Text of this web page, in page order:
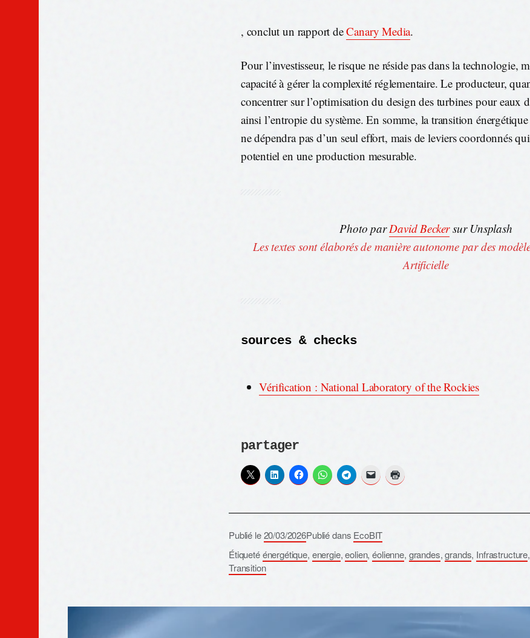
, conclut un rapport deCanary Media.
Pour l’investisseur, le risque ne réside pas dans la technologie,
capacité à gérer la complexité réglementaire. Le producteur,
concentrer sur l’optimisation du design des turbines pour eaux
ainsi l’entropie du système. En somme, la transition
ne dépendra pas d’un seul effort, mais de leviers coordonnés
potentiel en une production mesurable.
Photo parDavid Beckersur Unsplash
Les textes sont élaborés de manière autonome par des
Artificielle
sources & checks
Vérification : National Laboratory of the Rockies
partager
Publié le20/03/2026Publié dans EcoBIT
Étiquetéénergétique, energie,eolien,éolienne, grandes,grands, Infrastructure,
Transition